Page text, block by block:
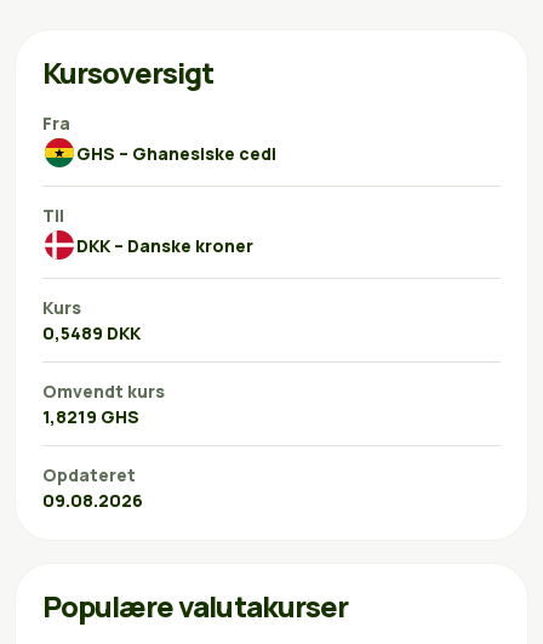
Kursoversigt
Fra
GHS – Ghanesiske cedi
Til
DKK – Danske kroner
Kurs
0,5489 DKK
Omvendt kurs
1,8219 GHS
Opdateret
09.08.2026
Populære valutakurser